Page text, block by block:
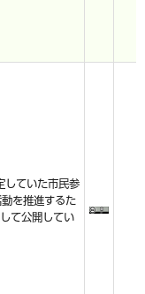
していた市民参
を推進するた
て公開してい